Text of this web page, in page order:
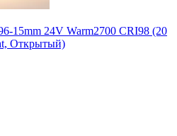
15mm 24V Warm2700 CRI98 (20
Открытый)